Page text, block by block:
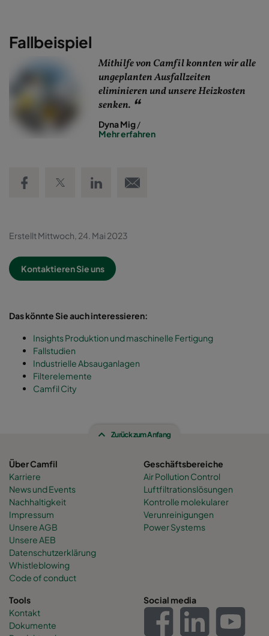
Fallbeispiel
Mithilfe von Camfil konnten wir alle
ungeplanten Ausfallzeiten
eliminieren und unsere Heizkosten
senken.
Dyna Mig/
Mehr erfahren
Erstellt Mittwoch, 24. Mai 2023
Kontaktieren Sie uns
Das könnte Sie auch interessieren:
Insights Produktion und maschinelle Fertigung
Fallstudien
Industrielle Absauganlagen
Filterelemente
Camfil City
Zurück zum Anfang
Über Camfil
Karriere
News und Events
Nachhaltigkeit
Impressum
Unsere AGB
Unsere AEB
Datenschutzerklärung
Whistleblowing
Code of conduct
Geschäftsbereiche
Air Pollution Control
Luftfiltrationslösungen
Kontrolle molekularer
Verunreinigungen
Power Systems
Tools
Kontakt
Dokumente
Social media